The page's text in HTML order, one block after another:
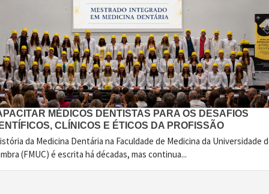
MÉDICOS DENTISTAS PARA OS DESAFIOS
CLÍNICOS E ÉTICOS DA PROFISSÃO
da Medicina Dentária na Faculdade de Medicina da Universidade
(FMUC) é escrita há décadas, mas continua...